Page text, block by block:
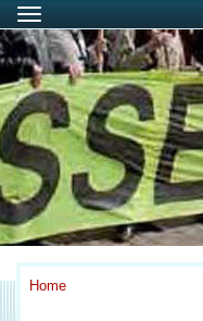
Menu
Home